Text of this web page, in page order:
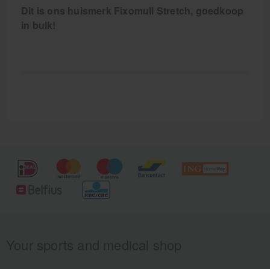
Dit is ons huismerk Fixomull Stretch, goedkoop
in bulk!